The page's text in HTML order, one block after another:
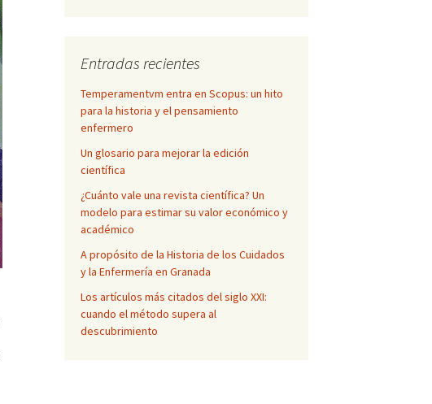
Entradas recientes
Temperamentvm entra en Scopus: un hito
para la historia y el pensamiento
enfermero
Un glosario para mejorar la edición
científica
¿Cuánto vale una revista científica? Un
modelo para estimar su valor económico y
académico
A propósito de la Historia de los Cuidados
y la Enfermería en Granada
Los artículos más citados del siglo XXI:
cuando el método supera al
descubrimiento